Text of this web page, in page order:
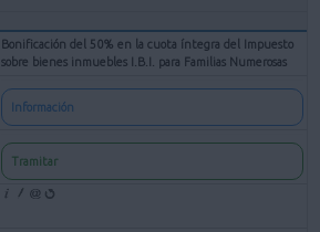
Bonificación del 50% en la cuota íntegra del Impuesto
sobre bienes inmuebles I.B.I. para Familias Numerosas
Información
Tramitar